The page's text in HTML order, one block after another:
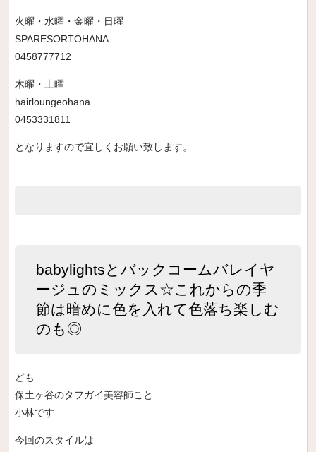
火曜・水曜・金曜・日曜
SPARESORTOHANA
0458777712
木曜・土曜
hairloungeohana
0453331811
となりますので宜しくお願い致します。
babylightsとバックコームバレイヤ
ージュのミックス☆これからの季
節は暗めに色を入れて色落ち楽しむ
のも◎
ども
保土ヶ谷のタフガイ美容師こと
小林です
今回のスタイルは